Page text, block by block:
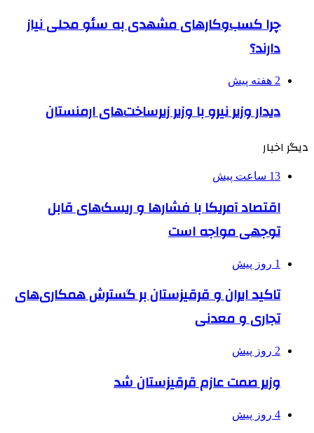
چرا کسب‌وکارهای مشهدی به سئو محلی نیاز
دارند؟
2 هفته پیش
دیدار وزیر نیرو با وزیر زیرساخت‌های ارمنستان
دیگر اخبار
13 ساعت پیش
اقتصاد آمریکا با فشارها و ریسک‌های قابل
توجهی مواجه است
1 روز پیش
تاکید ایران و قرقیزستان بر گسترش همکاری‌های
تجاری و معدنی
2 روز پیش
وزیر صمت عازم قرقیزستان شد
4 روز پیش